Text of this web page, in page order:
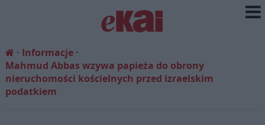
Informacje
Mahmud Abbas wzywa papieża do obrony
nieruchomości kościelnych przed izraelskim
podatkiem